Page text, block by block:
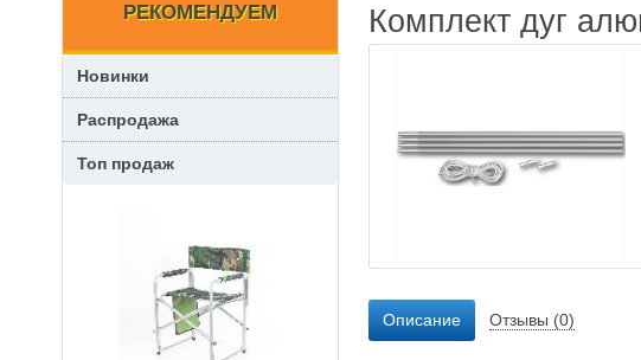
Комплект дуг
Описание Отзывы (0)
РЕКОМЕНДУЕМ
Новинки
Распродажа
Топ продаж